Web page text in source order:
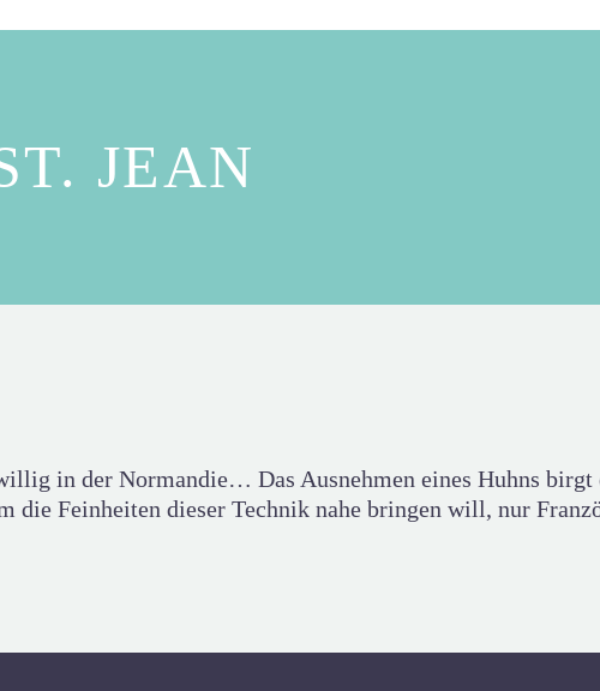
JEAN
in der Normandie… Das Ausnehmen eines Huhns birgt
die Feinheiten dieser Technik nahe bringen will, nur